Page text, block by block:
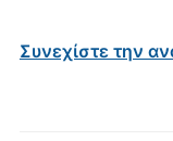
Συνεχίστε την